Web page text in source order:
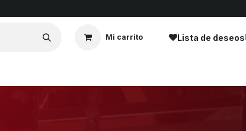
Mi carrito Lista de deseos